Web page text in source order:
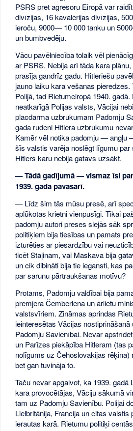
PSRS pret agresoru Eiropā var
divīzijas, 16 kavalērijas divīzijas,
ieroču, 9000— 10 000 tanku un
un bumbvedēju.
Vācu pavēlniecība tolaik vēl
ar PSRS. Nebija arī tāda kara
prasīja gandrīz gadu. Hitleriešu
jauno laiku kara vešanas
Polijā, tad Rietumeiropā 1940.
neatkarīgā Polijas valsts, Vācijai
placdarma uzbrukumam Padomju
gada rudeni Hitlera uzbrukumu
Kamēr vēl notika padomju — angļu
šīs valstis varēja noslēgt līgumu
Hitlers karu nebija gatavs uzsākt.
— Tādā gadījumā — vismaz īsi
1939. gada pavasarī.
— Līdz šim tās mūsu presē, arī
aplūkotas krietni vienpusīgi. Tikai
padomju autori preses slejās sāk
politiķiem bija tiesības un pamats
izturēties ar piesardzību vai
ticēt Staļinam, vai Maskava bija
un cik dibināti bija tie iegansti, kas
par sarunu pārtraukšanas motīvu?
Protams, Padomju valdībai bija
premjera Čemberlena un ārlietu
valstsvīriem. Zināmas aprindas
ieinteresētas Vācijas
Padomju Savienībai. Nevar
un Parīzes piekāpība Hitleram (tas
nolīgums uz Čehoslovakijas rēķina)
bet gan tuvināja to.
Taču nevar apgalvot, ka 1939. gadā
kara provocētājas, Vāciju sākumā
tam uz Padomju Savienību. Polijai
Lielbritānija, Francija un citas valstis
ierautas karā. Rietumu politiķi